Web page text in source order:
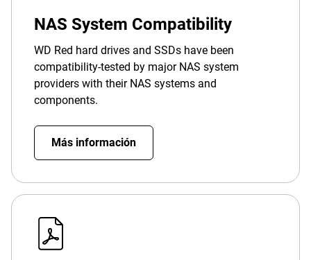
NAS System Compatibility
WD Red hard drives and SSDs have been
compatibility-tested by major NAS system
providers with their NAS systems and
components.
Más información